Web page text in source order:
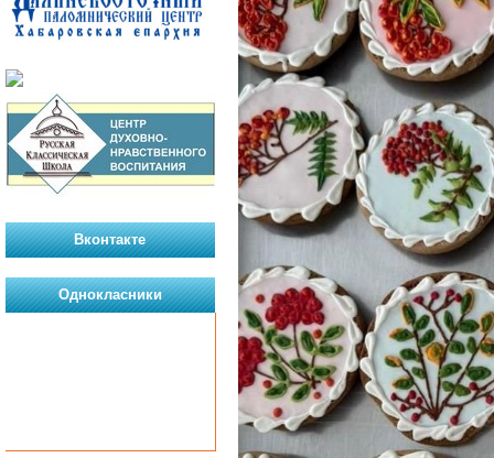
Вконтакте
Однокласники